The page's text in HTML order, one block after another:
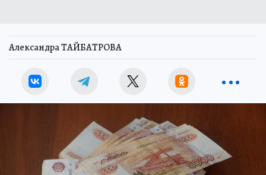
Александра ТАЙБАТРОВА